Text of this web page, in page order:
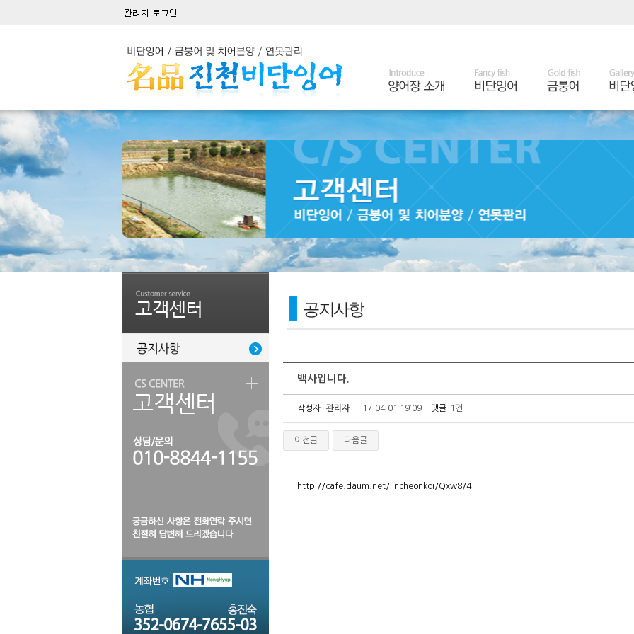
백사입니다.
작성자 관리자 17-04-01 19:09 댓글 1건
이전글 다음글
http://cafe.daum.net/jincheonkoi/Qxw8/4